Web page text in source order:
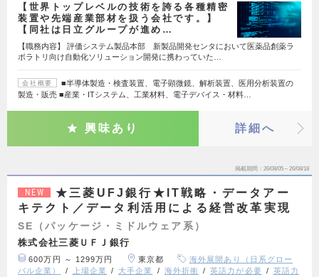
【世界トップレベルの技術を誇る各種精密
装置や先端産業部材を扱う会社です。】
【同社は日立グループが進め…
【職務内容】 評価システム製品本部 新製品開発センタにおいて医薬品創薬ラ
ボラトリ向け自動化ソリューション開発に携わっていた…
会社概要
■半導体製造・検査装置、電子顕微鏡、解析装置、医用分析装置の
製造・販売 ■産業・ITシステム、工業材料、電子デバイス・材料…
興味あり 詳細へ
掲載期間 26/08/05～26/08/18
NEW
★三菱UFJ銀行★IT戦略・データアー
キテクト／データ利活用による経営改革実現
SE（パッケージ・ミドルウェア系）
株式会社三菱ＵＦＪ銀行
600万円 ～ 1299万円 東京都
海外展開あり（日系グロー
バル企業）
上場企業 大手企業 海外折衝 英語力が必要
英語力